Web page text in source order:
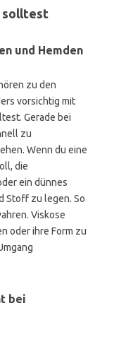
solltest
und Hemden
zu den
vorsichtig mit
Gerade bei
zu
Wenn du eine
die
ein dünnes
Stoff zu legen. So
Viskose
oder ihre Form zu
bei